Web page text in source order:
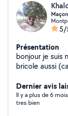
5/
Présentation
bonjour je suis
bricole aussi
en kit je fait de laide au déménagement en cas ou il faut
porter des
travail deja
Dernier avis
Il y a plus de 6 mois
tres bien